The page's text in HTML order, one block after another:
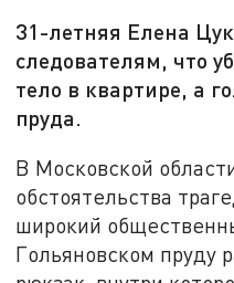
31-летняя Елена
следователям, что
тело в квартире, а
пруда.
В Московской
обстоятельства
широкий
Гольяновском пруду